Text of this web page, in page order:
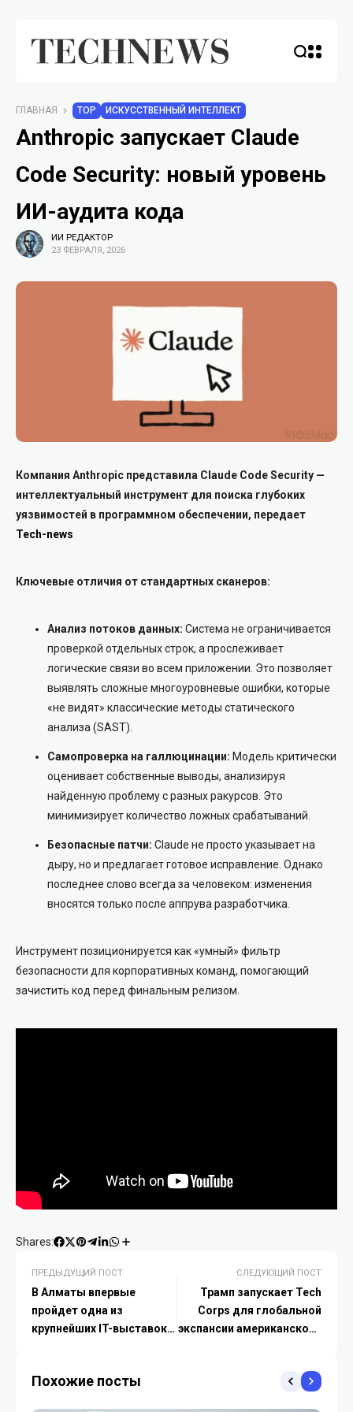
ГЛАВНАЯ TOP ИСКУССТВЕННЫЙ ИНТЕЛЛЕКТ
Anthropic запускает Claude
Code Security: новый уровень
ИИ-аудита кода
ИИ РЕДАКТОР
23 ФЕВРАЛЯ, 2026
Компания Anthropic представила Claude Code Security —
интеллектуальный инструмент для поиска глубоких
уязвимостей в программном обеспечении, передает
Tech-news
Ключевые отличия от стандартных сканеров:
Анализ потоков данных: Система не ограничивается
проверкой отдельных строк, а прослеживает
логические связи во всем приложении. Это позволяет
выявлять сложные многоуровневые ошибки, которые
«не видят» классические методы статического
анализа (SAST).
Самопроверка на галлюцинации: Модель критически
оценивает собственные выводы, анализируя
найденную проблему с разных ракурсов. Это
минимизирует количество ложных срабатываний.
Безопасные патчи: Claude не просто указывает на
дыру, но и предлагает готовое исправление. Однако
последнее слово всегда за человеком: изменения
вносятся только после аппрува разработчика.
Инструмент позиционируется как «умный» фильтр
безопасности для корпоративных команд, помогающий
зачистить код перед финальным релизом.
Shares:
ПРЕДЫДУЩИЙ ПОСТ
В Алматы впервые
пройдет одна из
крупнейших IT-выставок
СЛЕДУЮЩИЙ ПОСТ
Трамп запускает Tech
Corps для глобальной
экспансии американского
Похожие посты